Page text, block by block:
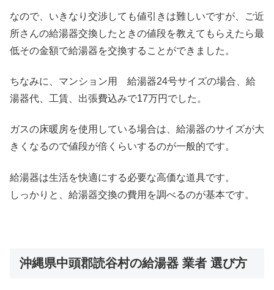
なので、いきなり交渉しても値引きは難しいですが、ご近
所さんの給湯器交換したときの値段を教えてもらえたら最
低その金額で給湯器を交換することができました。
ちなみに、マンション用 給湯器24号サイズの場合、給
湯器代、工賃、出張費込みで17万円でした。
ガスの床暖房を使用している場合は、給湯器のサイズが大
きくなるので値段が倍くらいするのが一般的です。
給湯器は生活を快適にする必要な高価な道具です。
しっかりと、給湯器交換の費用を調べるのが基本です。
沖縄県中頭郡読谷村の給湯器 業者 選び方